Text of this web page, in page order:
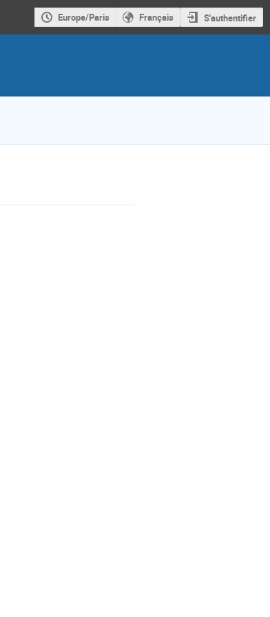
Europe/Paris Français S'authentifier